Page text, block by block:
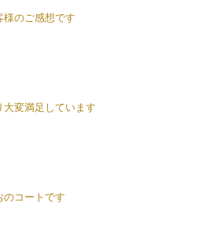
様のご感想です
変満足しています
のコートです